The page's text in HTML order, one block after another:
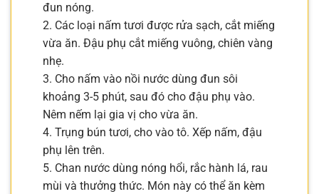
đun nóng.
2. Các loại nấm tươi được rửa sạch, cắt miếng
vừa ăn. Đậu phụ cắt miếng vuông, chiên vàng
nhẹ.
3. Cho nấm vào nồi nước dùng đun sôi
khoảng 3-5 phút, sau đó cho đậu phụ vào.
Nêm nếm lại gia vị cho vừa ăn.
4. Trụng bún tươi, cho vào tô. Xếp nấm, đậu
phụ lên trên.
5. Chan nước dùng nóng hổi, rắc hành lá, rau
mùi và thưởng thức. Món này có thể ăn kèm